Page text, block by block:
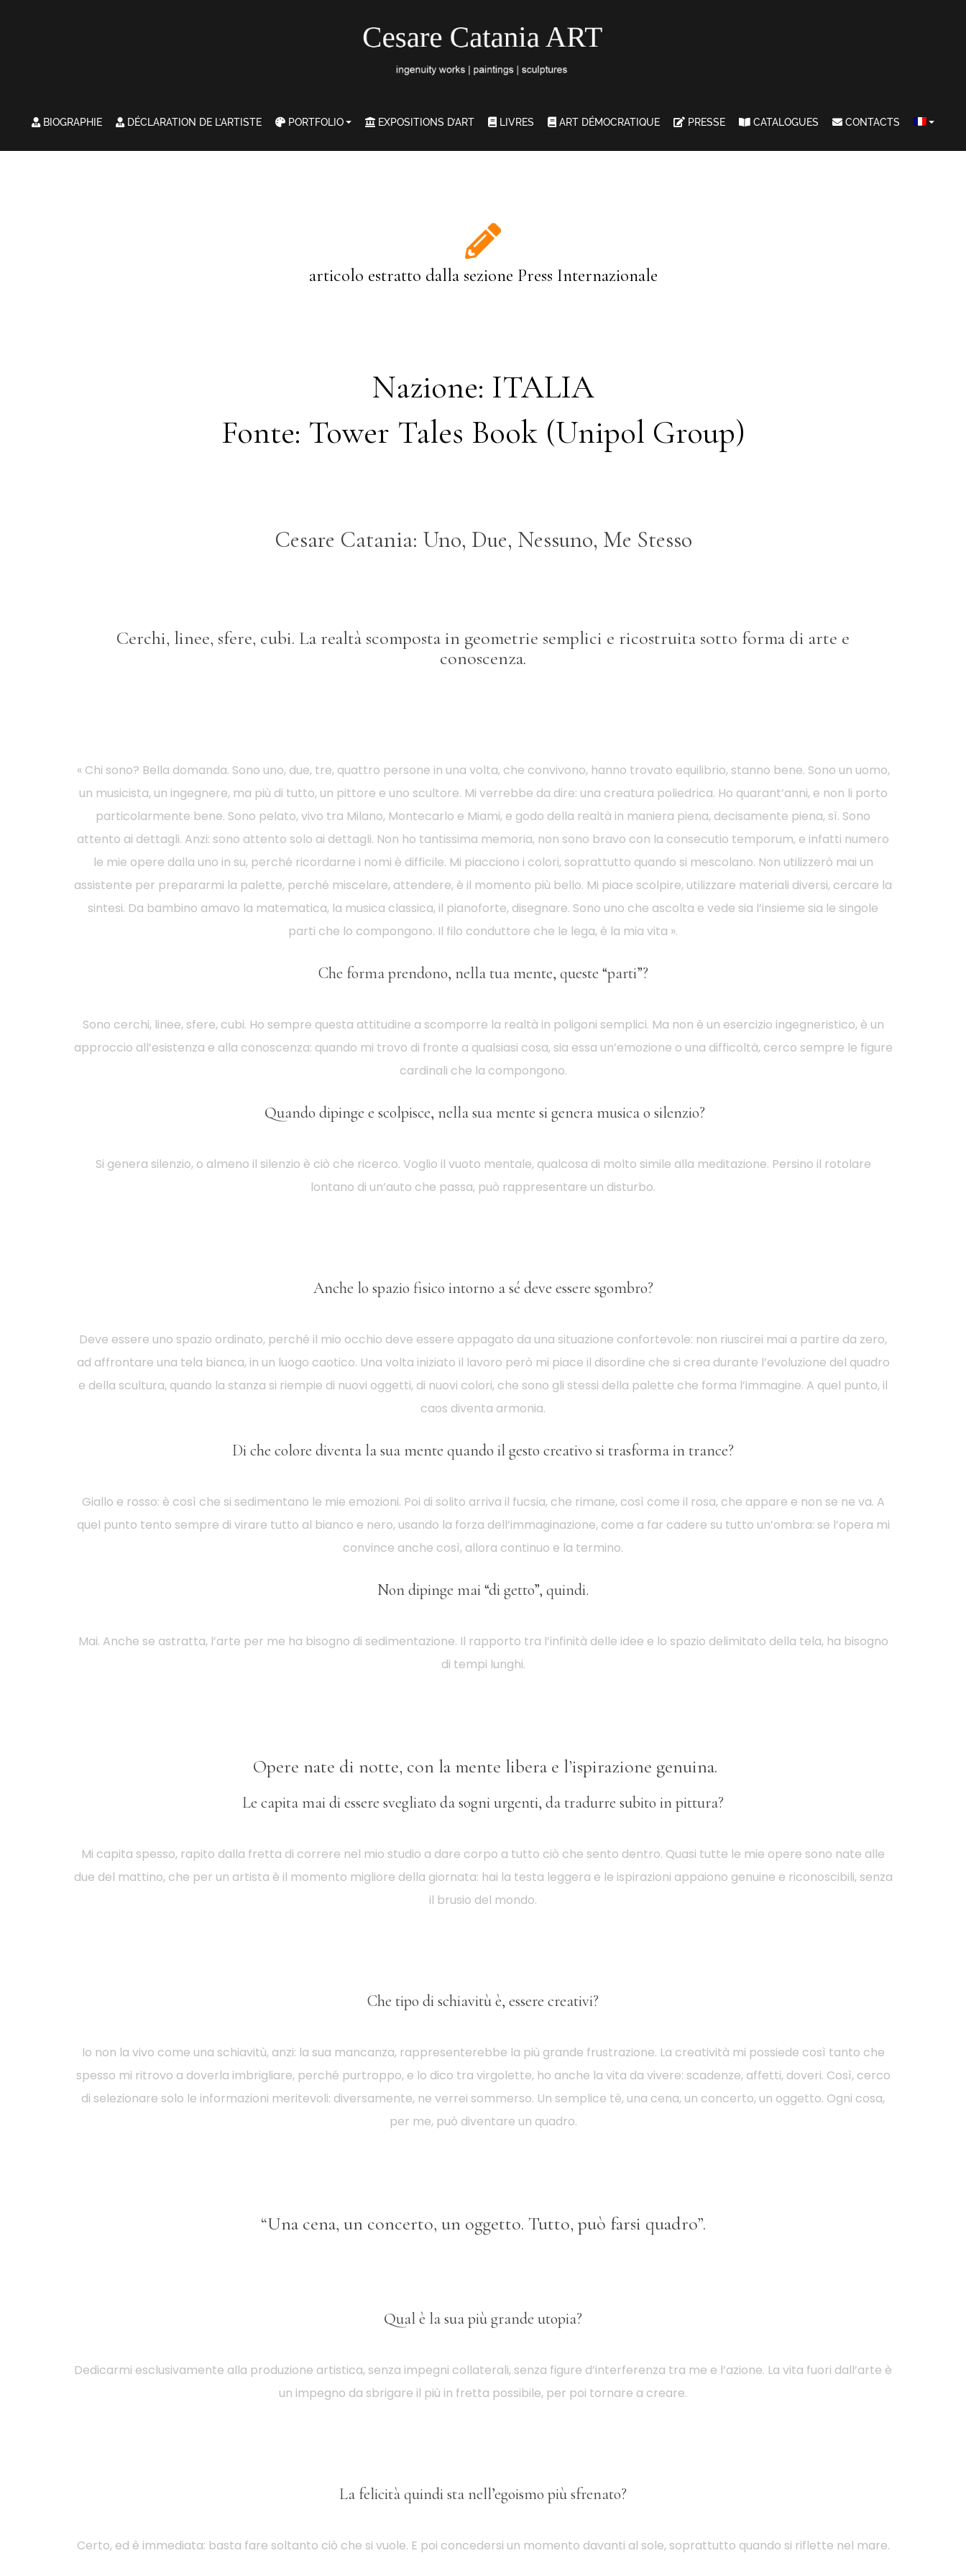
BIOGRAPHIE DÉCLARATION DE L’ARTISTE PORTFOLIO EXPOSITIONS D’ART LIVRES ART DÉMOCRATIQUE PRESSE CATALOGUES CONTACTS
articolo estratto dalla sezione Press Internazionale
Nazione: ITALIA
Fonte: Tower Tales Book (Unipol Group)
Cesare Catania: Uno, Due, Nessuno, Me Stesso
Cerchi, linee, sfere, cubi. La realtà scomposta in geometrie semplici e ricostruita sotto forma di arte e
conoscenza.
« Chi sono? Bella domanda. Sono uno, due, tre, quattro persone in una volta, che convivono, hanno trovato equilibrio, stanno bene. Sono un uomo,
un musicista, un ingegnere, ma più di tutto, un pittore e uno scultore. Mi verrebbe da dire: una creatura poliedrica. Ho quarant’anni, e non li porto
particolarmente bene. Sono pelato, vivo tra Milano, Montecarlo e Miami, e godo della realtà in maniera piena, decisamente piena, sì. Sono
attento ai dettagli. Anzi: sono attento solo ai dettagli. Non ho tantissima memoria, non sono bravo con la consecutio temporum, e infatti numero
le mie opere dalla uno in su, perché ricordarne i nomi è difficile. Mi piacciono i colori, soprattutto quando si mescolano. Non utilizzerò mai un
assistente per prepararmi la palette, perché miscelare, attendere, è il momento più bello. Mi piace scolpire, utilizzare materiali diversi, cercare la
sintesi. Da bambino amavo la matematica, la musica classica, il pianoforte, disegnare. Sono uno che ascolta e vede sia l’insieme sia le singole
parti che lo compongono. Il filo conduttore che le lega, è la mia vita ».
Che forma prendono, nella tua mente, queste “parti”?
Sono cerchi, linee, sfere, cubi. Ho sempre questa attitudine a scomporre la realtà in poligoni semplici. Ma non è un esercizio ingegneristico, è un
approccio all’esistenza e alla conoscenza: quando mi trovo di fronte a qualsiasi cosa, sia essa un’emozione o una difficoltà, cerco sempre le figure
cardinali che la compongono.
Quando dipinge e scolpisce, nella sua mente si genera musica o silenzio?
Si genera silenzio, o almeno il silenzio è ciò che ricerco. Voglio il vuoto mentale, qualcosa di molto simile alla meditazione. Persino il rotolare
lontano di un’auto che passa, può rappresentare un disturbo.
Anche lo spazio fisico intorno a sé deve essere sgombro?
Deve essere uno spazio ordinato, perché il mio occhio deve essere appagato da una situazione confortevole: non riuscirei mai a partire da zero,
ad affrontare una tela bianca, in un luogo caotico. Una volta iniziato il lavoro però mi piace il disordine che si crea durante l’evoluzione del quadro
e della scultura, quando la stanza si riempie di nuovi oggetti, di nuovi colori, che sono gli stessi della palette che forma l’immagine. A quel punto, il
caos diventa armonia.
Di che colore diventa la sua mente quando il gesto creativo si trasforma in trance?
Giallo e rosso: è così che si sedimentano le mie emozioni. Poi di solito arriva il fucsia, che rimane, così come il rosa, che appare e non se ne va. A
quel punto tento sempre di virare tutto al bianco e nero, usando la forza dell’immaginazione, come a far cadere su tutto un’ombra: se l’opera mi
convince anche così, allora continuo e la termino.
Non dipinge mai “di getto”, quindi.
Mai. Anche se astratta, l’arte per me ha bisogno di sedimentazione. Il rapporto tra l’infinità delle idee e lo spazio delimitato della tela, ha bisogno
di tempi lunghi.
Opere nate di notte, con la mente libera e l’ispirazione genuina.
Le capita mai di essere svegliato da sogni urgenti, da tradurre subito in pittura?
Mi capita spesso, rapito dalla fretta di correre nel mio studio a dare corpo a tutto ciò che sento dentro. Quasi tutte le mie opere sono nate alle
due del mattino, che per un artista è il momento migliore della giornata: hai la testa leggera e le ispirazioni appaiono genuine e riconoscibili, senza
il brusio del mondo.
Che tipo di schiavitù è, essere creativi?
Io non la vivo come una schiavitù, anzi: la sua mancanza, rappresenterebbe la più grande frustrazione. La creatività mi possiede così tanto che
spesso mi ritrovo a doverla imbrigliare, perché purtroppo, e lo dico tra virgolette, ho anche la vita da vivere: scadenze, affetti, doveri. Così, cerco
di selezionare solo le informazioni meritevoli: diversamente, ne verrei sommerso. Un semplice tè, una cena, un concerto, un oggetto. Ogni cosa,
per me, può diventare un quadro.
“Una cena, un concerto, un oggetto. Tutto, può farsi quadro”.
Qual è la sua più grande utopia?
Dedicarmi esclusivamente alla produzione artistica, senza impegni collaterali, senza figure d’interferenza tra me e l’azione. La vita fuori dall’arte è
un impegno da sbrigare il più in fretta possibile, per poi tornare a creare.
La felicità quindi sta nell’egoismo più sfrenato?
Certo, ed è immediata: basta fare soltanto ciò che si vuole. E poi concedersi un momento davanti al sole, soprattutto quando si riflette nel mare.